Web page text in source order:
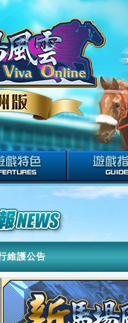
維護公告